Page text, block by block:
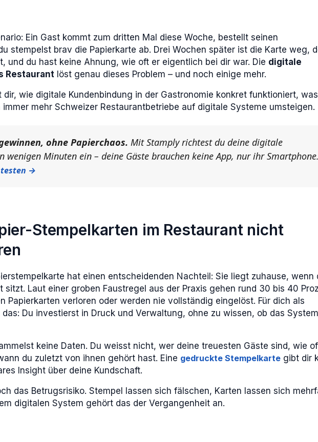
Ein Gast kommt zum dritten Mal diese Woche, bestellt seinen
stempelst brav die Papierkarte ab. Drei Wochen später ist die Karte weg,
und du hast keine Ahnung, wie oft er eigentlich bei dir war. Die digitale
Restaurant löst genau dieses Problem – und noch einige mehr.
dir, wie digitale Kundenbindung in der Gastronomie konkret funktioniert,
mehr Schweizer Restaurantbetriebe auf digitale Systeme umsteigen.
ohne Papierchaos. Mit Stamply richtest du deine digitale
wenigen Minuten ein – deine Gäste brauchen keine App, nur ihr Smartphone.
testen →
Stempelkarten im Restaurant nicht
hat einen entscheidenden Nachteil: Sie liegt zuhause, wenn
sitzt. Laut einer groben Faustregel aus der Praxis gehen rund 30 bis 40
Papierkarten verloren oder werden nie vollständig eingelöst. Für dich als
Du investierst in Druck und Verwaltung, ohne zu wissen, ob das System
keine Daten. Du weisst nicht, wer deine treuesten Gäste sind, wie
du zuletzt von ihnen gehört hast. Eine gedruckte Stempelkarte gibt dir
Insight über deine Kundschaft.
das Betrugsrisiko. Stempel lassen sich fälschen, Karten lassen sich
digitalen System gehört das der Vergangenheit an.